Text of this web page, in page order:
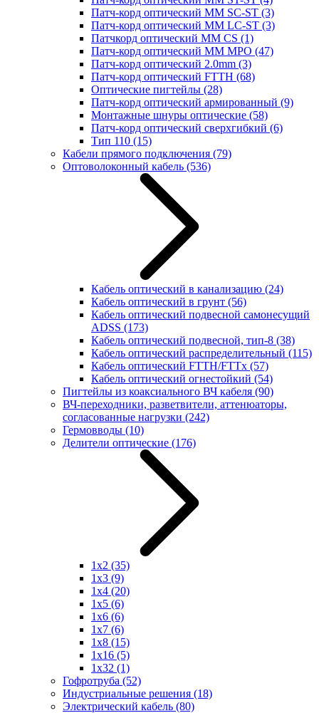
Патч-корд оптический MM SC-ST (3)
Патч-корд оптический MM LC-ST (3)
Патчкорд оптический MM CS (1)
Патч-корд оптический MM MPO (47)
Патч-корд оптический 2.0mm (3)
Патч-корд оптический FTTH (68)
Оптические пигтейлы (28)
Патч-корд оптический армированный (9)
Монтажные шнуры оптические (58)
Патч-корд оптический сверхгибкий (6)
Тип 110 (15)
Кабели прямого подключения (79)
Оптоволоконный кабель (536)
Кабель оптический в канализацию (24)
Кабель оптический в грунт (56)
Кабель оптический подвесной самонесущий
ADSS (173)
Кабель оптический подвесной, тип-8 (38)
Кабель оптический распределительный (115)
Кабель оптический FTTH/FTTx (57)
Кабель оптический огнестойкий (54)
Пигтейлы из коаксиального ВЧ кабеля (90)
ВЧ-переходники, разветвители, аттенюаторы,
согласованные нагрузки (242)
Гермовводы (10)
Делители оптические (176)
1x2 (35)
1x3 (9)
1x4 (20)
1x5 (6)
1x6 (6)
1x7 (6)
1x8 (15)
1x16 (5)
1x32 (1)
Гофротруба (52)
Индустриальные решения (18)
Электрический кабель (80)